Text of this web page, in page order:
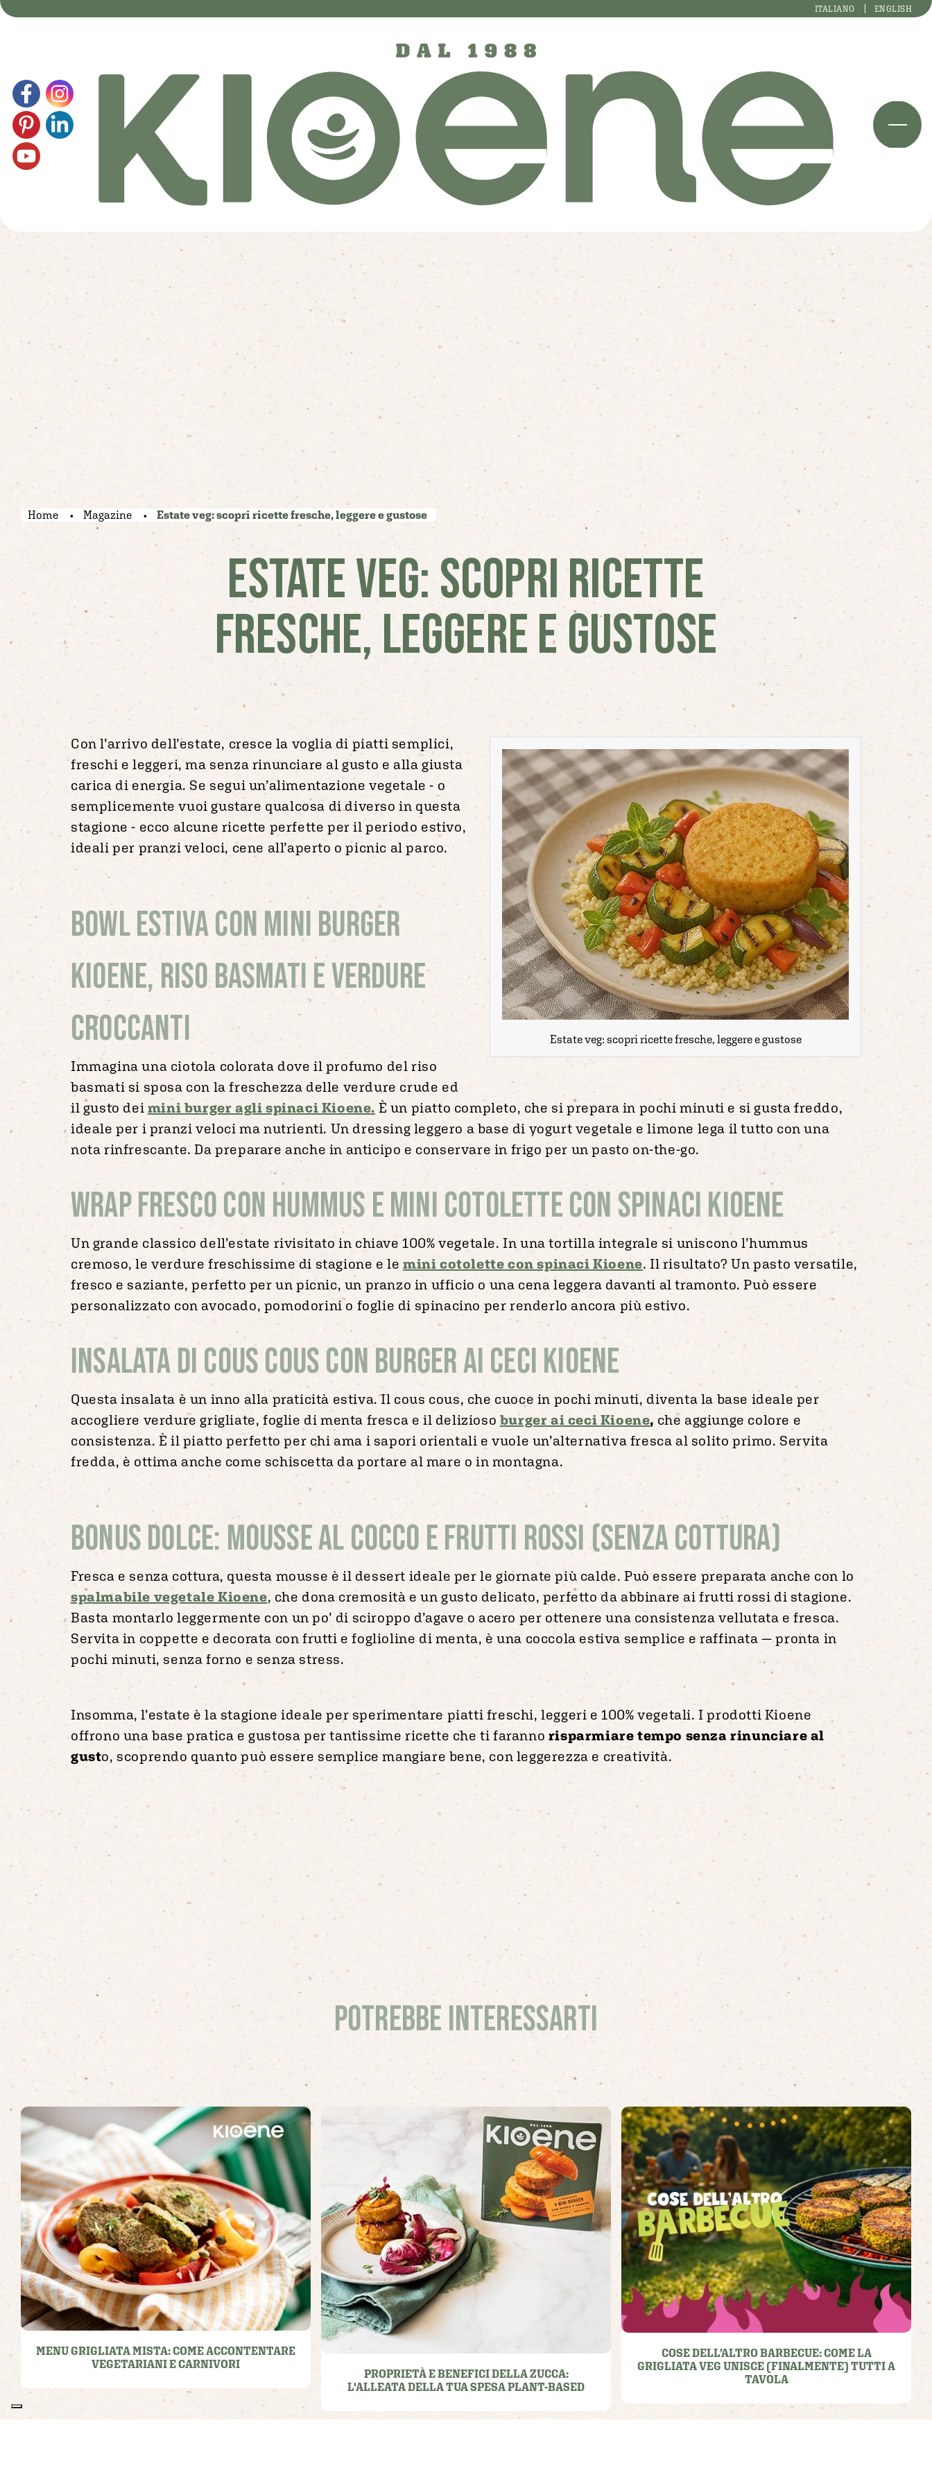
ITALIANO ENGLISH
Home Magazine Estate veg: scopri ricette fresche, leggere e gustose
ESTATE VEG: SCOPRI RICETTE
FRESCHE, LEGGERE E GUSTOSE
Estate veg: scopri ricette fresche, leggere e gustose
Con l’arrivo dell’estate, cresce la voglia di piatti semplici,
freschi e leggeri, ma senza rinunciare al gusto e alla giusta
carica di energia. Se segui un’alimentazione vegetale - o
semplicemente vuoi gustare qualcosa di diverso in questa
stagione - ecco alcune ricette perfette per il periodo estivo,
ideali per pranzi veloci, cene all’aperto o picnic al parco.
Bowl Estiva con Mini Burger
Kioene, riso basmati e verdure
croccanti
Immagina una ciotola colorata dove il profumo del riso
basmati si sposa con la freschezza delle verdure crude ed
il gusto dei mini burger agli spinaci Kioene. È un piatto completo, che si prepara in pochi minuti e si gusta freddo,
ideale per i pranzi veloci ma nutrienti. Un dressing leggero a base di yogurt vegetale e limone lega il tutto con una
nota rinfrescante. Da preparare anche in anticipo e conservare in frigo per un pasto on-the-go.
Wrap fresco con hummus e Mini cotolette con spinaci Kioene
Un grande classico dell’estate rivisitato in chiave 100% vegetale. In una tortilla integrale si uniscono l’hummus
cremoso, le verdure freschissime di stagione e lemini cotolette con spinaci Kioene. Il risultato? Un pasto versatile,
fresco e saziante, perfetto per un picnic, un pranzo in ufficio o una cena leggera davanti al tramonto. Può essere
personalizzato con avocado, pomodorini o foglie di spinacino per renderlo ancora più estivo.
Insalata di cous cous con burger ai ceci Kioene
Questa insalata è un inno alla praticità estiva. Il cous cous, che cuoce in pochi minuti, diventa la base ideale per
accogliere verdure grigliate, foglie di menta fresca e il delizioso burger ai ceci Kioene, che aggiunge colore e
consistenza. È il piatto perfetto per chi ama i sapori orientali e vuole un’alternativa fresca al solito primo. Servita
fredda, è ottima anche come schiscetta da portare al mare o in montagna.
Bonus dolce: mousse al cocco e frutti rossi (senza cottura)
Fresca e senza cottura, questa mousse è il dessert ideale per le giornate più calde. Può essere preparata anche con lo
spalmabile vegetale Kioene, che dona cremosità e un gusto delicato, perfetto da abbinare ai frutti rossi di stagione.
Basta montarlo leggermente con un po’ di sciroppo d’agave o acero per ottenere una consistenza vellutata e fresca.
Servita in coppette e decorata con frutti e foglioline di menta, è una coccola estiva semplice e raffinata — pronta in
pochi minuti, senza forno e senza stress.
Insomma, l’estate è la stagione ideale per sperimentare piatti freschi, leggeri e 100% vegetali. I prodotti Kioene
offrono una base pratica e gustosa per tantissime ricette che ti faranno risparmiare tempo senza rinunciare al
gusto, scoprendo quanto può essere semplice mangiare bene, con leggerezza e creatività.
Potrebbe interessarti
MENU GRIGLIATA MISTA: COME ACCONTENTARE
VEGETARIANI E CARNIVORI
PROPRIETÀ E BENEFICI DELLA ZUCCA:
L'ALLEATA DELLA TUA SPESA PLANT-BASED
COSE DELL’ALTRO BARBECUE: COME LA
GRIGLIATA VEG UNISCE (FINALMENTE) TUTTI A
TAVOLA